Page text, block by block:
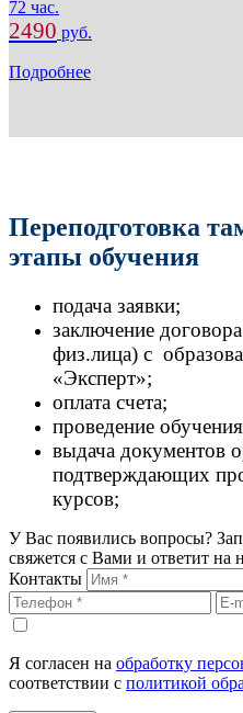
72 час.
2490 руб.
Подробнее
Переподготовка
этапы обучения
подача заявки;
заключение
физ.лица) с
«Эксперт»;
оплата счета;
проведение
выдача документов
подтверждающих
курсов;
У Вас появились вопросы?
свяжется с Вами и ответит на
Контакты
Я согласен на обработку
соответствии с политикой